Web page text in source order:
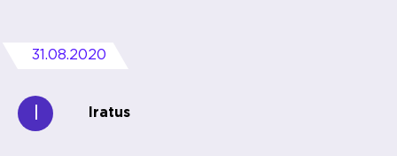
31.08.2020
Iratus